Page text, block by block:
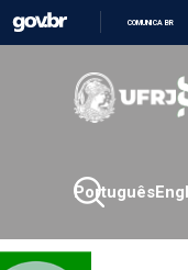
COMUNICA BR
Português